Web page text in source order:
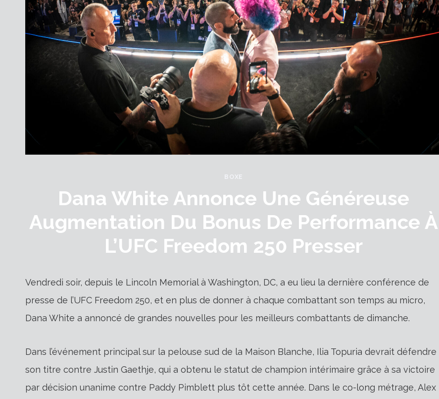
BOXE
Dana White Annonce Une Généreuse
Augmentation Du Bonus De Performance À
L’UFC Freedom 250 Presser
Vendredi soir, depuis le Lincoln Memorial à Washington, DC, a eu lieu la dernière conférence de
presse de l’UFC Freedom 250, et en plus de donner à chaque combattant son temps au micro,
Dana White a annoncé de grandes nouvelles pour les meilleurs combattants de dimanche.
Dans l’événement principal sur la pelouse sud de la Maison Blanche, Ilia Topuria devrait défendre
son titre contre Justin Gaethje, qui a obtenu le statut de champion intérimaire grâce à sa victoire
par décision unanime contre Paddy Pimblett plus tôt cette année. Dans le co-long métrage, Alex